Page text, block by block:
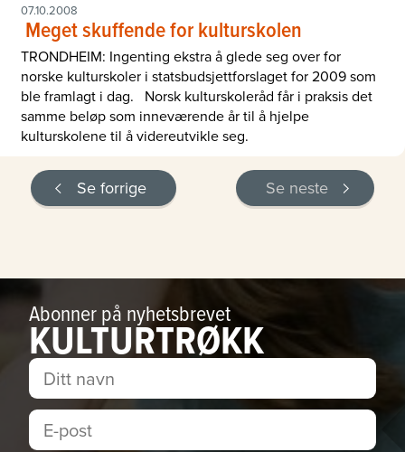
07.10.2008
 Meget skuffende for kulturskolen
TRONDHEIM: Ingenting ekstra å glede seg over for
norske kulturskoler i statsbudsjettforslaget for 2009 som
ble framlagt i dag. Norsk kulturskoleråd får i praksis det
samme beløp som inneværende år til å hjelpe
kulturskolene til å videreutvikle seg.
Se forrige Se neste
Abonner på nyhetsbrevet
KULTURTRØKK